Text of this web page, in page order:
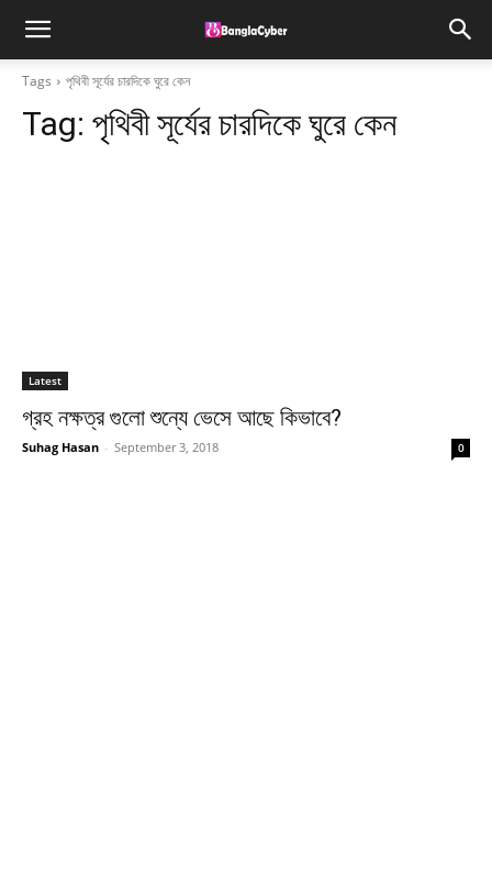
Tags পৃথিবী সূর্যের চারদিকে ঘুরে কেন
Tag: পৃথিবী সূর্যের চারদিকে ঘুরে কেন
Latest
গ্রহ নক্ষত্র গুলো শুন্যে ভেসে আছে কিভাবে?
Suhag Hasan - September 3, 2018 0